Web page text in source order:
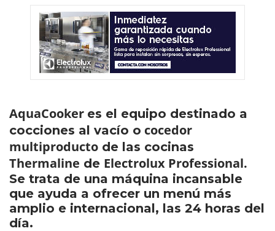
AquaCooker es el equipo destinado a
cocciones al vacío o cocedor
multiproducto de las cocinas
Thermaline de Electrolux Professional.
Se trata de una máquina incansable
que ayuda a ofrecer un menú más
amplio e internacional, las 24 horas del
día.